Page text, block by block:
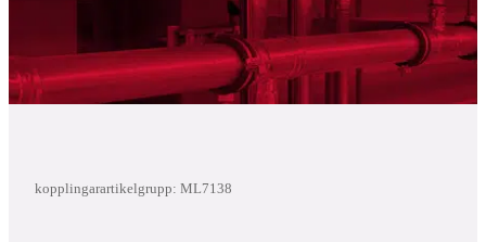
kopplingarartikelgrupp: ML7138